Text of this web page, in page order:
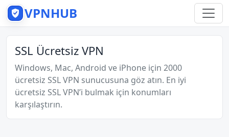
VPNHUB
SSL Ücretsiz VPN
Windows, Mac, Android ve iPhone için 2000
ücretsiz SSL VPN sunucusuna göz atın. En iyi
ücretsiz SSL VPN’i bulmak için konumları
karşılaştırın.